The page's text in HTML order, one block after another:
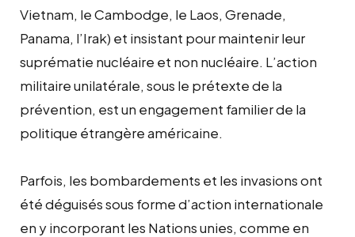
Vietnam, le Cambodge, le Laos, Grenade,
Panama, l’Irak) et insistant pour maintenir leur
suprématie nucléaire et non nucléaire. L’action
militaire unilatérale, sous le prétexte de la
prévention, est un engagement familier de la
politique étrangère américaine.
Parfois, les bombardements et les invasions ont
été déguisés sous forme d’action internationale
en y incorporant les Nations unies, comme en